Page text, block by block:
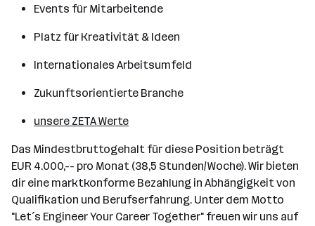
Events für Mitarbeitende
Platz für Kreativität & Ideen
Internationales Arbeitsumfeld
Zukunftsorientierte Branche
unsere ZETA Werte
Das Mindestbruttogehalt für diese Position beträgt
EUR 4.000,-- pro Monat (38,5 Stunden/Woche). Wir bieten
dir eine marktkonforme Bezahlung in Abhängigkeit von
Qualifikation und Berufserfahrung. Unter dem Motto
"Let´s Engineer Your Career Together" freuen wir uns auf